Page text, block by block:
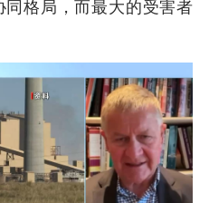
格局，而最大的受害者